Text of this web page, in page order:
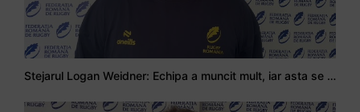
Stejarul Logan Weidner: Echipa a muncit mult, iar asta se va vedea în meciurile de la Nations Cup